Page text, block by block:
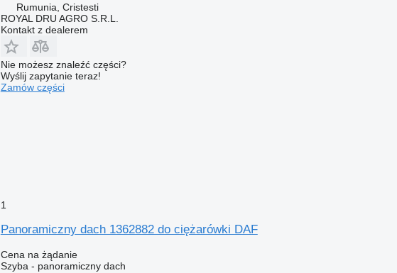
Rumunia, Cristesti
ROYAL DRU AGRO S.R.L.
Kontakt z dealerem
Nie możesz znaleźć części?
Wyślij zapytanie teraz!
Zamów części
1
Panoramiczny dach 1362882 do ciężarówki DAF
Cena na żądanie
Szyba - panoramiczny dach